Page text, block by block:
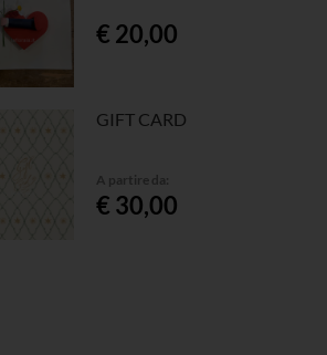
€ 20,00
GIFT CARD
A partire da:
€ 30,00